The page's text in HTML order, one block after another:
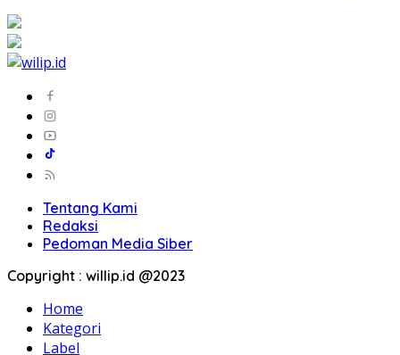
Tentang Kami
Redaksi
Pedoman Media Siber
Copyright : willip.id @2023
Home
Kategori
Label